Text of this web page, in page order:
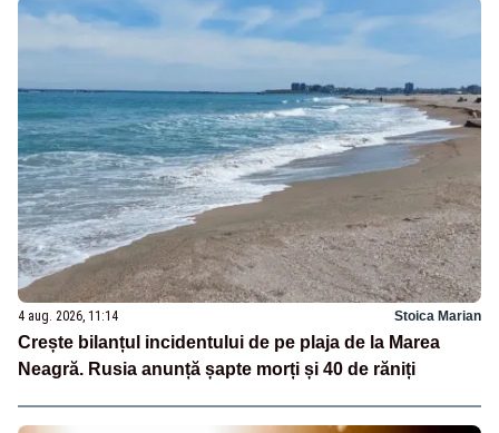
4 aug. 2026, 11:14 Stoica Marian
Crește bilanțul incidentului de pe plaja de la Marea
Neagră. Rusia anunță șapte morți și 40 de răniți